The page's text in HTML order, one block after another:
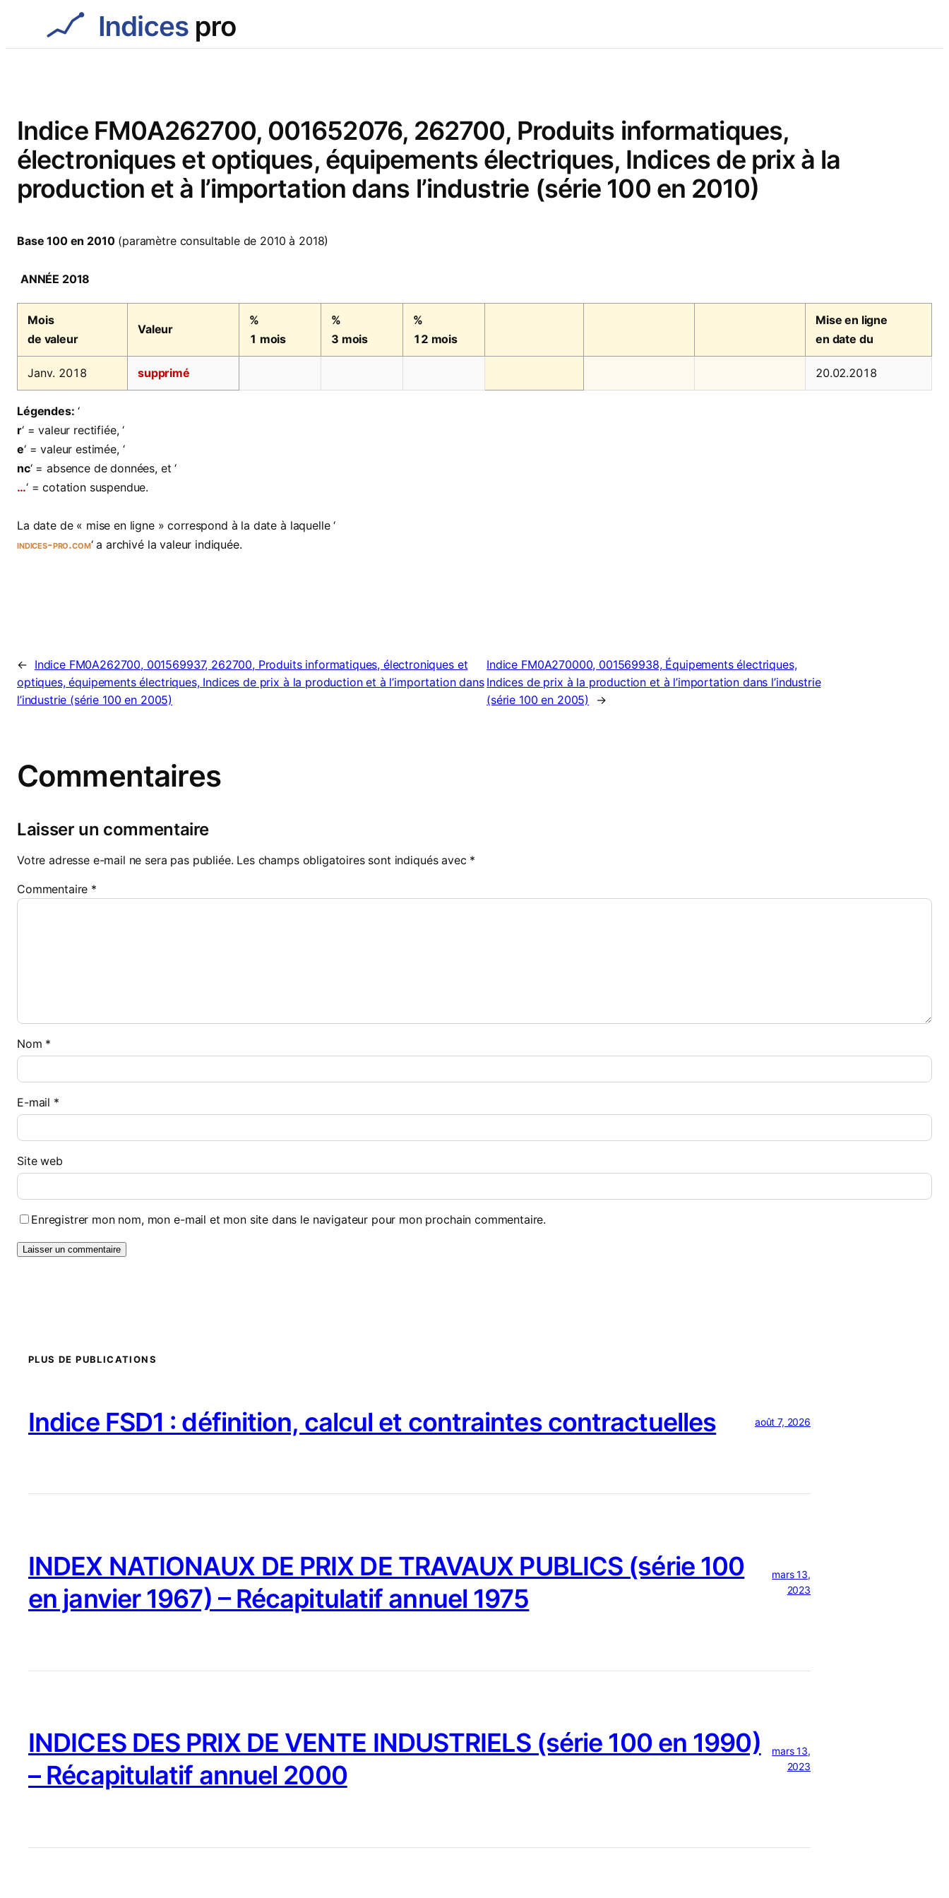
contenu
Indice FM0A262700, 001652076, 262700, Produits informatiques,
électroniques et optiques, équipements électriques, Indices de prix à la
production et à l’importation dans l’industrie (série 100 en 2010)
Base 100 en 2010(paramètre consultable de 2010 à 2018)
ANNÉE 2018
Mois
de valeur
Valeur
%
1 mois
%
3 mois
%
12 mois
Mise en ligne
en date du
Janv. 2018 supprimé 20.02.2018
Légendes: ‘
r‘ = valeur rectifiée, ‘
e‘ = valeur estimée, ‘
nc‘ = absence de données, et ‘
…‘ = cotation suspendue.
La date de « mise en ligne » correspond à la date à laquelle ‘
indices-pro.com‘ a archivé la valeur indiquée.
← Indice FM0A262700, 001569937, 262700, Produits informatiques, électroniques et
optiques, équipements électriques, Indices de prix à la production et à l’importation dans
l’industrie (série 100 en 2005)
Indice FM0A270000, 001569938, Équipements électriques,
Indices de prix à la production et à l’importation dans l’industrie
(série 100 en 2005)
→
Commentaires
Laisser un commentaire
Votre adresse e-mail ne sera pas publiée. Les champs obligatoires sont indiqués avec *
Commentaire *
Nom *
E-mail *
Site web
Enregistrer mon nom, mon e-mail et mon site dans le navigateur pour mon prochain commentaire.
PLUS DE PUBLICATIONS
Indice FSD1 : définition, calcul et contraintes contractuelles août 7, 2026
INDEX NATIONAUX DE PRIX DE TRAVAUX PUBLICS (série 100
en janvier 1967) – Récapitulatif annuel 1975
mars 13,
2023
INDICES DES PRIX DE VENTE INDUSTRIELS (série 100 en 1990)
– Récapitulatif annuel 2000
mars 13,
2023